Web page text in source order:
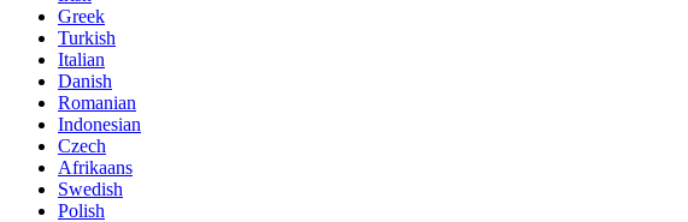
Greek
Turkish
Italian
Danish
Romanian
Indonesian
Czech
Afrikaans
Swedish
Polish